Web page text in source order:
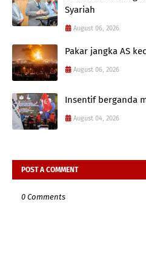
Syariah
August 06, 2026
Pakar jangka AS
August 06, 2026
Insentif berganda
August 04, 2026
POST A COMMENT
0 Comments